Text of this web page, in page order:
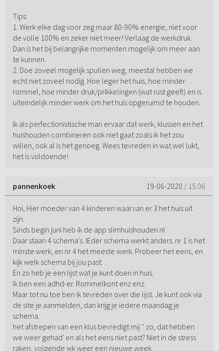
Tips:
1. Werk elke dag voor zeg maar 80-90% energie, niet voor
de volle 100% en zeker niet meer! Verlaag de werkdruk.
Dan is het bij belangrijke momenten mogelijk om meer aan
te kunnen.
2. Doe zoveel mogelijk spullen weg, meestal hebben we
echt niet zoveel nodig. Hoe leger het huis, hoe minder
rommel, hoe minder druk/prikkelingen (wat rust geeft) en is
uiteindelijk minder werk om het huis opgeruimd te houden.
Ik als perfectionistische man ervaar dat werk, klussen en het
huishouden combineren ook niet gaat zoals ik het zou
willen, ook al is het genoeg. Wees tevreden in wat wel lukt,
het is voldoende!
pannenkoek 19-06-2020 / 15:06
Hoi, Hier moeder van 4 kinderen waarvan er 3 het huis uit
zijn.
Sinds begin juni heb ik de app slimhuishouden.nl
Daar staan 4 schema's. IEder schema werkt anders. nr 1 is het
minste werk, en nr 4 het meeste werk. Probeer het eens, en
kijk welk schema bij jou past.
En zo heb je een lijst wat je kunt doen in huis.
Ik ben een adhd-er. Rommelkont enz enz.
Maar tot nu toe ben ik tevreden over die lijst. Je kunt ook via
de site je aanmelden, dan krijg je iedere maandag je
schema.
het afstrepen van een klus bevredigt mij '' zo, dat hebben
we weer gehad' en als het eens niet past? Niet in de stress
raken, volgende wk weer een nieuwe week.